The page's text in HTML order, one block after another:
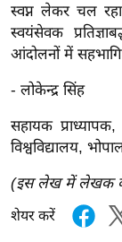
लू
नु
स्खे
प
ट
न
स्थ
स्वप्न लेकर चल
स्वयंसेवक
आंदोलनों में
- लोकेन्द्र
सहायक प्राध्यापक,
विश्वविद्यालय,
(इस लेख में लेखक के
शेयर करें